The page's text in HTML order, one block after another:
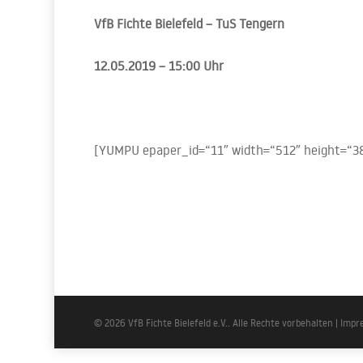
VfB Fichte Bielefeld – TuS Tengern
12.05.2019 – 15:00 Uhr
[YUMPU epaper_id=“11″ width=“512″
© 2026 VfB Fichte Bielefeld e.V.. Alle Rechte vorbehalten |